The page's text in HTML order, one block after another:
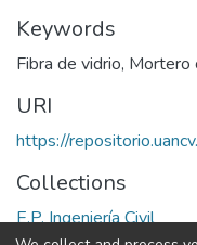
Keywords
Fibra de vidrio, Mortero
URI
https://
Collections
E.P. Ingeniería Civil